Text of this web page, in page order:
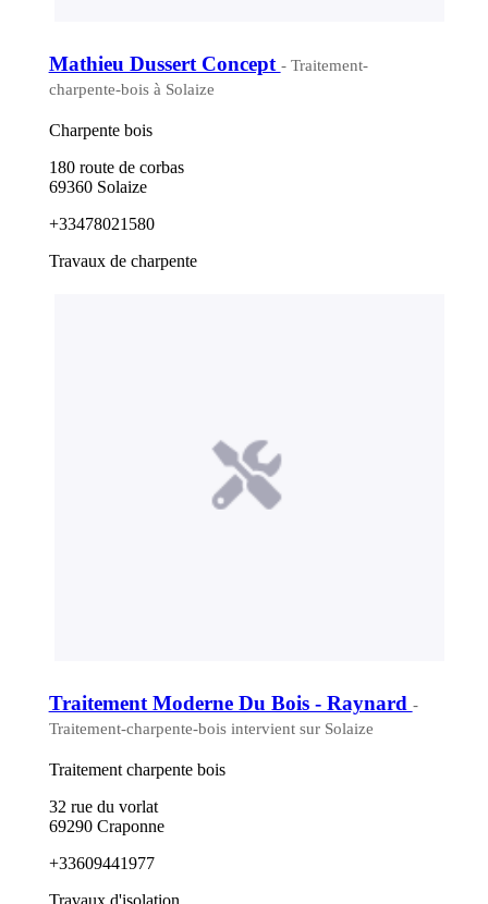
Mathieu Dussert Concept - Traitement-
charpente-bois à Solaize
Charpente bois
180 route de corbas
69360 Solaize
+33478021580
Travaux de charpente
Traitement Moderne Du Bois - Raynard -
Traitement-charpente-bois intervient sur Solaize
Traitement charpente bois
32 rue du vorlat
69290 Craponne
+33609441977
Travaux d'isolation